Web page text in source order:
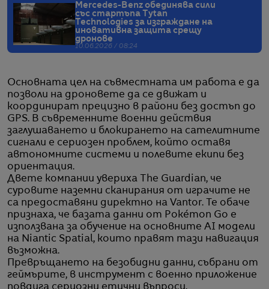
Mercedes-Benz обединява сили
със стартъпа Tytan
Technologies за изграждане на
иновативна защита срещу
дронове
10.06.2026 / 08:24
Основната цел на съвместната им работа е да
позволи на дроновете да се движат и
координират прецизно в райони без достъп до
GPS. В съвременните военни действия
заглушаването и блокирането на сателитните
сигнали е сериозен проблем, който оставя
автономните системи и полевите екипи без
ориентация.
Двете компании увериха The Guardian, че
суровите наземни сканирания от играчите не
са предоставяни директно на Vantor. Те обаче
признаха, че базата данни от Pokémon Go е
използвана за обучение на основните AI модели
на Niantic Spatial, които правят тази навигация
възможна.
Превръщането на безобидни данни, събрани от
геймърите, в инструмент с военно приложение
повдига сериозни етични въпроси.